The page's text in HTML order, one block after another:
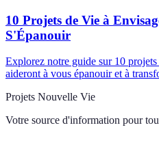
10 Projets de Vie à
S'Épanouir
Explorez notre guide sur 10
aideront à vous épanouir et à
Projets Nouvelle Vie
Votre source d'information pour